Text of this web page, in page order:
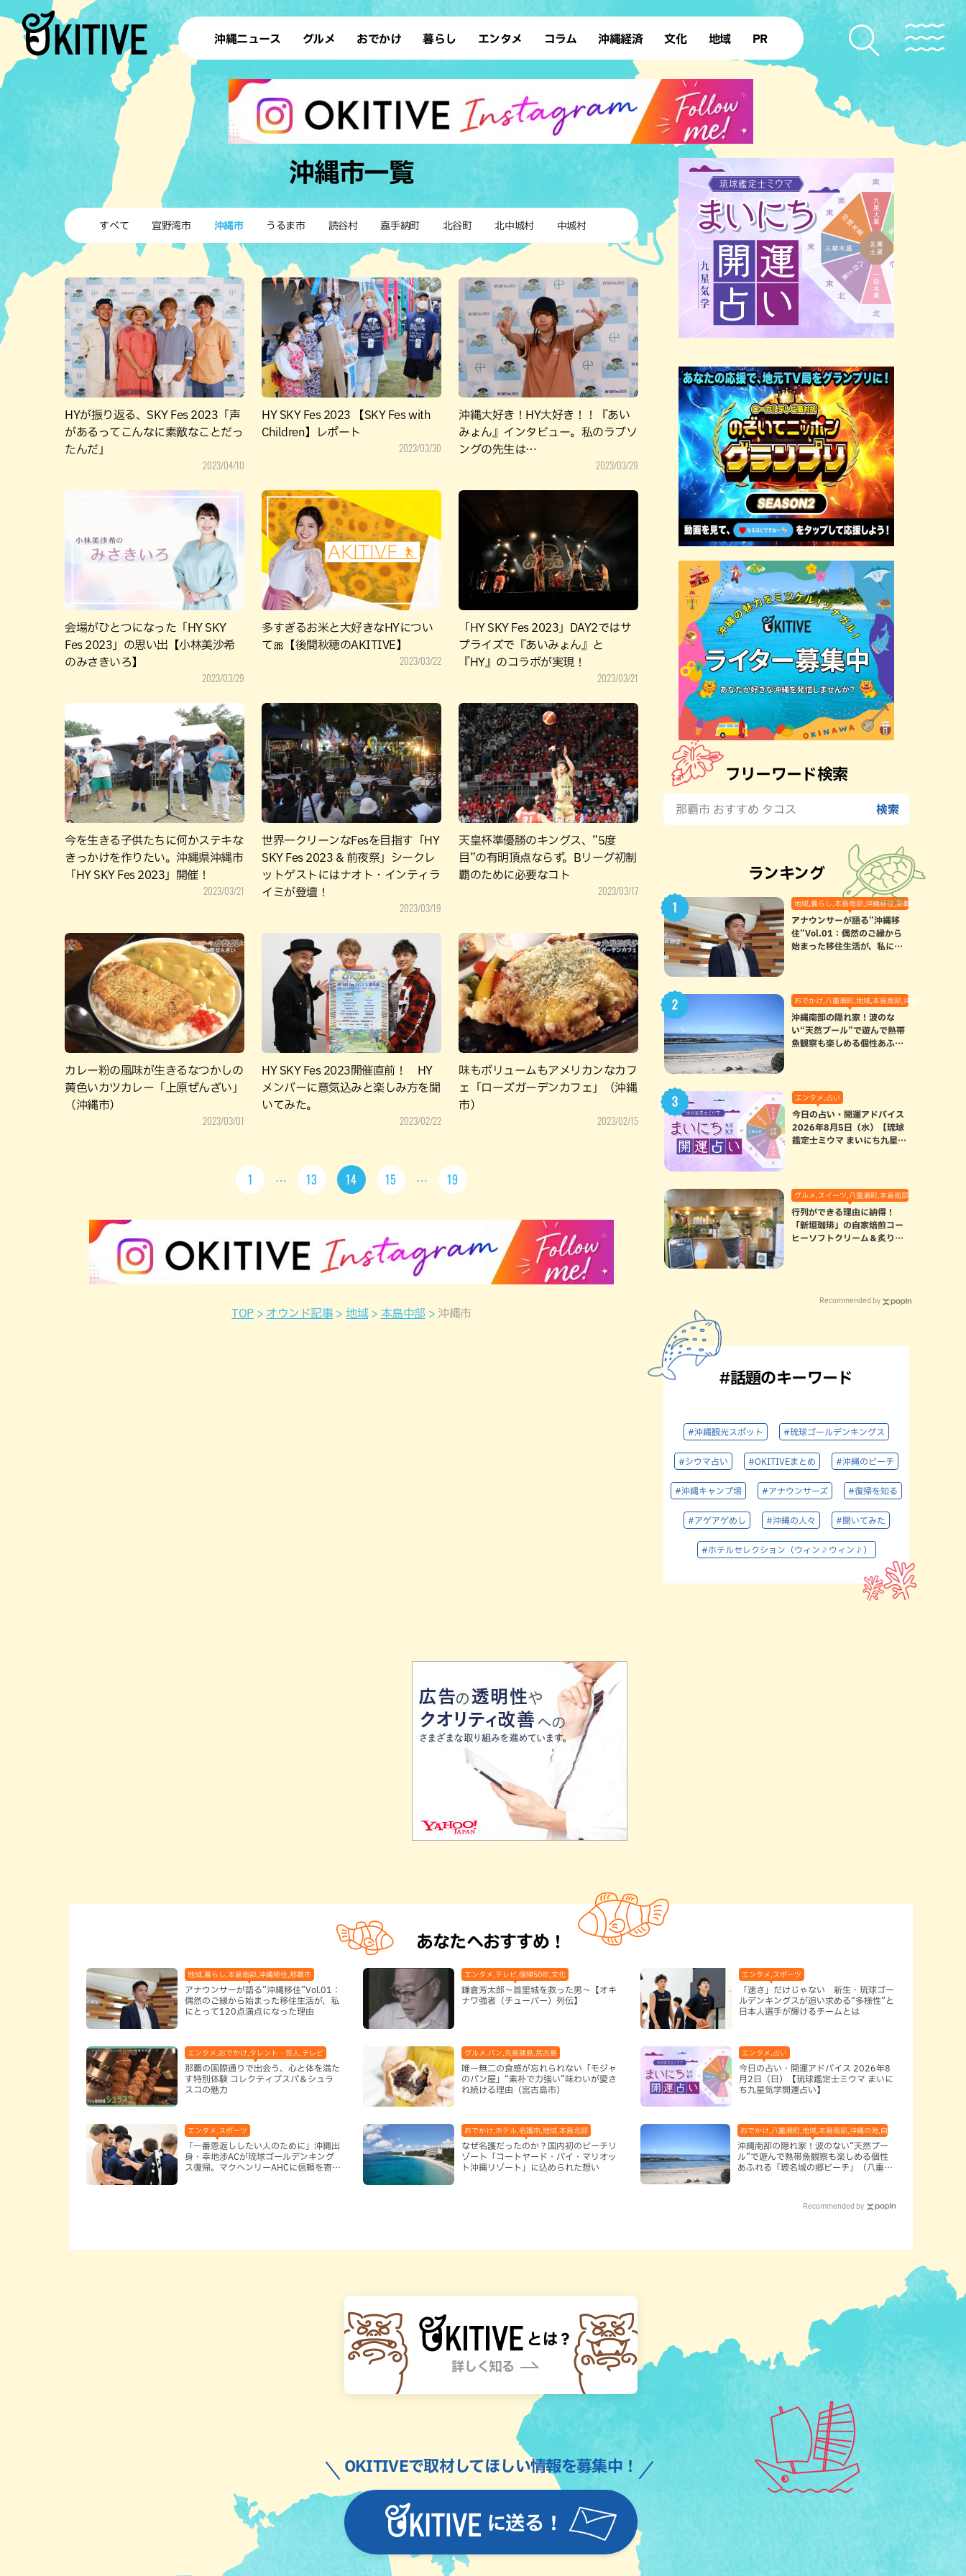
沖縄ニュース グルメ
ラーメン 沖縄そば
テイクアウト カフェ
すし・魚料理 和食・日本料理
沖縄料理 アジア・エスニック
ステーキ・焼肉 焼鳥・串料理
その他の肉料理 居酒屋・バー
ブッフェ・バイキング スイーツ
パン カレー
ハンバーガー タコス・タコライス
おでかけ
デート ドライブ
散歩 ソロ活
サウナ 公園
暮らし
レシピ SDGs
ファッション ローカルニュース
沖縄移住 沖縄旧暦行事
エンタメ
スポーツ 占い
タレント・芸人 テレビ
コラム 沖縄経済 文化
復帰50年
地域
本島北部
本島南部 先島諸島
北部離島
PR
沖縄市一覧
すべて 宜野湾市 沖縄市 うるま市 読谷村 嘉手納町 北谷町 北中城村 中城村
HYが振り返る、SKY Fes 2023「声
があるってこんなに素敵なことだっ
たんだ」
2023/04/10
HY SKY Fes 2023 【SKY Fes with
Children】レポート
2023/03/30
沖縄大好き！HY大好き！！『あい
みょん』インタビュー。私のラブソ
ングの先生は…
2023/03/29
会場がひとつになった「HY SKY
Fes 2023」の思い出【小林美沙希
のみさきいろ】
2023/03/29
多すぎるお米と大好きなHYについ
て🎀【後間秋穂のAKITIVE】
2023/03/22
「HY SKY Fes 2023」DAY2ではサ
プライズで『あいみょん』と
『HY』のコラボが実現！
2023/03/21
今を生きる子供たちに何かステキな
きっかけを作りたい。沖縄県沖縄市
「HY SKY Fes 2023」開催！
2023/03/21
世界一クリーンなFesを目指す「HY
SKY Fes 2023 & 前夜祭」シークレ
ットゲストにはナオト・インティラ
イミが登壇！
2023/03/19
天皇杯準優勝のキングス、”5度
目”の有明頂点ならず。Bリーグ初制
覇のために必要なコト
2023/03/17
カレー粉の風味が生きるなつかしの
黄色いカツカレー「上原ぜんざい」
（沖縄市）
2023/03/01
HY SKY Fes 2023開催直前！ HY
メンバーに意気込みと楽しみ方を聞
いてみた。
2023/02/22
味もボリュームもアメリカンなカフ
ェ「ローズガーデンカフェ」（沖縄
市）
2023/02/15
1 13 14 15 19
TOP オウンド記事 地域 本島中部 沖縄市
フリーワード検索
ランキング
地域,暮らし,本島南部,沖縄移住,那覇市
アナウンサーが語る”沖縄移
住”Vol.01：偶然のご縁から
始まった移住生活が、私にと
おでかけ,八重瀬町,地域,本島南部,沖縄の海,自然
沖縄南部の隠れ家！波のな
い“天然プール”で遊んで熱帯
魚観察も楽しめる個性あふれ
エンタメ,占い
今日の占い・開運アドバイス
2026年8月5日（水）【琉球
鑑定士ミウマ まいにち九星気
グルメ,スイーツ,八重瀬町,本島南部
行列ができる理由に納得！
「新垣珈琲」の自家焙煎コー
ヒーソフトクリーム＆炙りマ
Recommended by
#話題のキーワード
#沖縄観光スポット #琉球ゴールデンキングス
#シウマ占い #OKITIVEまとめ #沖縄のビーチ
#沖縄キャンプ場 #アナウンサーズ #復帰を知る
#アゲアゲめし #沖縄の人々 #聞いてみた
#ホテルセレクション（ウィン♪ウィン♪）
あなたへおすすめ！
地域,暮らし,本島南部,沖縄移住,那覇市
アナウンサーが語る”沖縄移住”Vol.01：
偶然のご縁から始まった移住生活が、私
にとって120点満点になった理由
エンタメ,テレビ,復帰50年,文化
鎌倉芳太郎～首里城を救った男～【オキ
ナワ強者（チューバー）列伝】
エンタメ,スポーツ
「速さ」だけじゃない 新生・琉球ゴー
ルデンキングスが追い求める“多様性”と
日本人選手が輝けるチームとは
エンタメ,おでかけ,タレント・芸人,テレビ
那覇の国際通りで出会う、心と体を満た
す特別体験 コレクティブスパ＆シュラ
スコの魅力
グルメ,パン,先島諸島,宮古島
唯一無二の食感が忘れられない「モジャ
のパン屋」“素朴で力強い”味わいが愛さ
れ続ける理由（宮古島市）
エンタメ,占い
今日の占い・開運アドバイス 2026年8
月2日（日）【琉球鑑定士ミウマ まいに
ち九星気学開運占い】
エンタメ,スポーツ
「一番恩返ししたい人のために」沖縄出
身・幸地渉ACが琉球ゴールデンキング
ス復帰。マクヘンリーAHCに信頼を寄せ
おでかけ,ホテル,名護市,地域,本島北部
なぜ名護だったのか？国内初のビーチリ
ゾート「コートヤード・バイ・マリオッ
ト沖縄リゾート」に込められた想い
おでかけ,八重瀬町,地域,本島南部,沖縄の海,自然
沖縄南部の隠れ家！波のない“天然プー
ル”で遊んで熱帯魚観察も楽しめる個性
あふれる「玻名城の郷ビーチ」（八重瀬
Recommended by
に送る！
OKITIVEで取材してほしい情報を募集中！